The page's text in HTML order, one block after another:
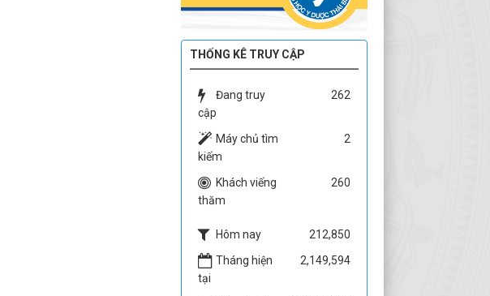
THỐNG KÊ TRUY CẬP
Đang truy
cập
262
Máy chủ tìm
kiếm
2
Khách viếng
thăm
260
Hôm nay
212,850
Tháng hiện
tại
2,149,594